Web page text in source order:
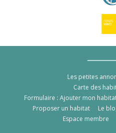
Les petites
Carte des
Formulaire : Ajouter mon
Proposer un habitat
Le
Espace membre